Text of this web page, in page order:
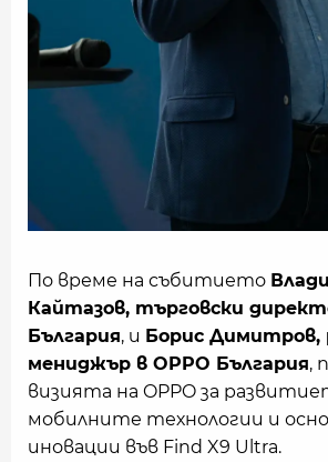
По време на събитието
Кайтазов, търговски
България, и Борис Димитров,
мениджър в OPPO България,
визията на OPPO за
мобилните технологии и
иновации във Find X9 Ultra.